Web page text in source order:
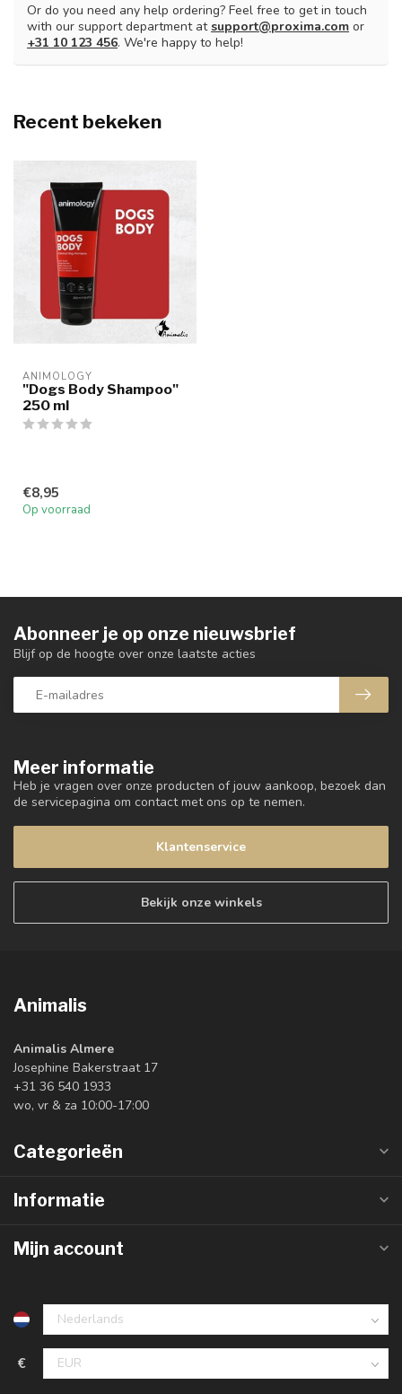
Or do you need any help ordering? Feel free to get in touch
with our support department atsupport@proxima.com or
+31 10 123 456. We're happy to help!
Recent bekeken
ANIMOLOGY
"Dogs Body Shampoo"
250 ml
€8,95
Op voorraad
Meer informatie
Heb je vragen over onze producten of jouw aankoop, bezoek dan
de servicepagina om contact met ons op te nemen.
Klantenservice
Bekijk onze winkels
Abonneer je op onze nieuwsbrief
Blijf op de hoogte over onze laatste acties
Animalis
Animalis Almere
Josephine Bakerstraat 17
+31 36 540 1933
wo, vr & za 10:00-17:00
Categorieën
Informatie
Mijn account
€